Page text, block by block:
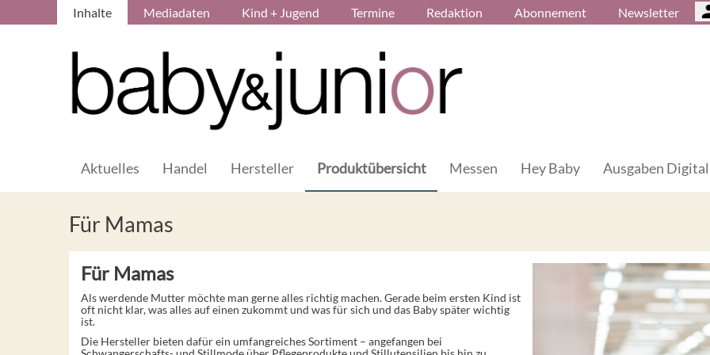
Inhalte Mediadaten Kind + Jugend Termine Redaktion Abonnement Newsletter
Aktuelles Handel Hersteller Produktübersicht Messen Hey Baby Ausgaben Digital
Für Mamas
Für Mamas
Als werdende Mutter möchte man gerne alles richtig machen. Gerade beim ersten Kind ist
oft nicht klar, was alles auf einen zukommt und was für sich und das Baby später wichtig
ist.
Die Hersteller bieten dafür ein umfangreiches Sortiment – angefangen bei